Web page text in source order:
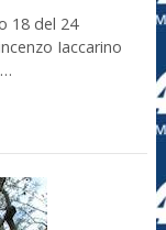
18 del 24
Iaccarino